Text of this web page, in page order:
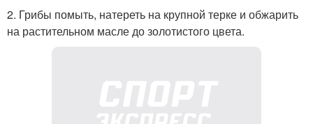
2. Грибы помыть, натереть на крупной терке и обжарить
на растительном масле до золотистого цвета.